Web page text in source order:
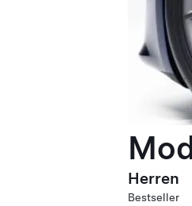
Herren
Bestseller